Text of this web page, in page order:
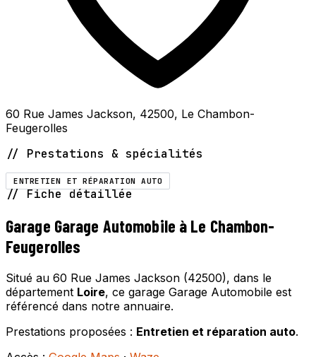
60 Rue James Jackson, 42500, Le Chambon-
Feugerolles
// Prestations & spécialités
ENTRETIEN ET RÉPARATION AUTO
// Fiche détaillée
Garage Garage Automobile à Le Chambon-
Feugerolles
Situé au 60 Rue James Jackson (42500), dans le
département Loire, ce garage Garage Automobile est
référencé dans notre annuaire.
Prestations proposées : Entretien et réparation auto.